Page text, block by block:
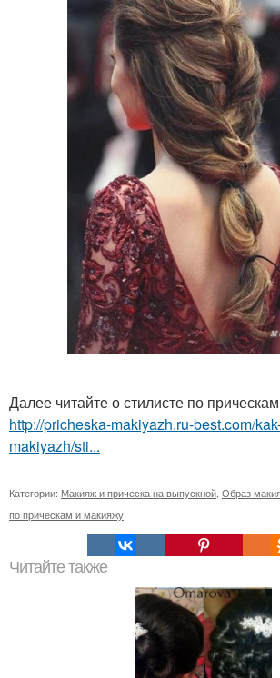
Далее читайте о стилисте по
http://pricheska-makiyazh.ru-best.com/
makiyazh/sti...
Категории: Макияж и прическа на выпускной, Образ
по прическам и макияжу
Читайте также